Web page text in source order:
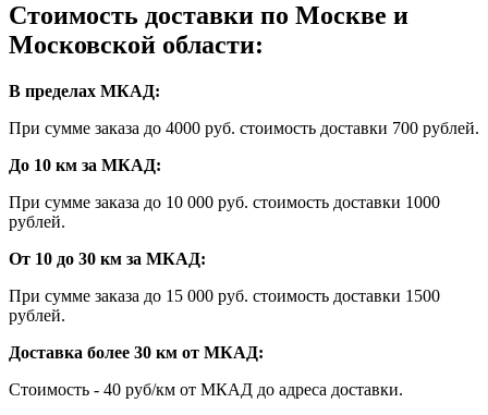
Стоимость доставки по Москве и
Московской области:
В пределах МКАД:
При сумме заказа до 4000 руб. стоимость доставки 700 рублей.
До 10 км за МКАД:
При сумме заказа до 10 000 руб. стоимость доставки 1000
рублей.
От 10 до 30 км за МКАД:
При сумме заказа до 15 000 руб. стоимость доставки 1500
рублей.
Доставка более 30 км от МКАД:
Стоимость - 40 руб/км от МКАД до адреса доставки.